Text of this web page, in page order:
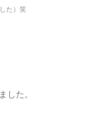
た）笑
した。